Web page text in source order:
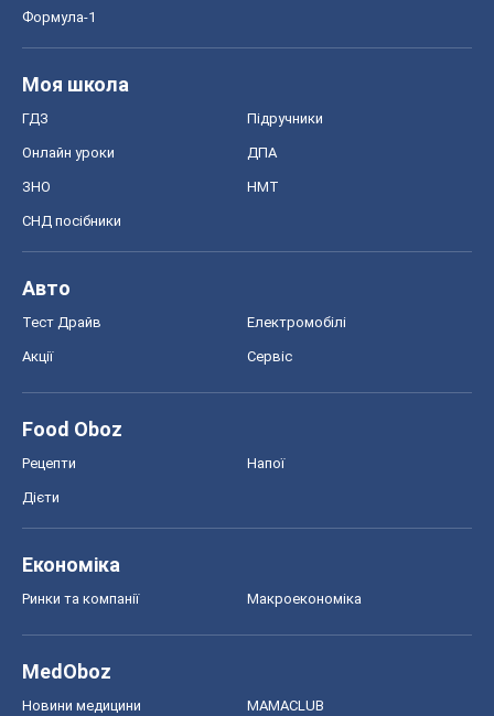
Формула-1
Моя школа
ГДЗ Підручники
Онлайн уроки ДПА
ЗНО НМТ
СНД посібники
Авто
Тест Драйв Електромобілі
Акції Сервіс
Food Oboz
Рецепти Напої
Дієти
Економіка
Ринки та компанії Макроекономіка
MedOboz
Новини медицини MAMACLUB